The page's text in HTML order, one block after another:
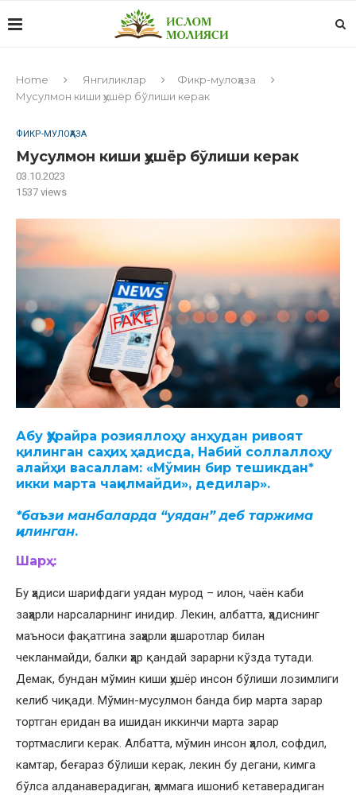
Home Янгиликлар
Фикр-мулоҳаза
Мусулмон киши ҳушёр бўлиши керак
ФИКР-МУЛОҲАЗА
Мусулмон киши ҳушёр бўлиши керак
03.10.2023
1537 views
Абу Ҳурайра розияллоҳу анҳудан ривоят
қилинган саҳиҳ ҳадисда, Набий соллаллоҳу
алайҳи васаллам: «Мўмин бир тешикдан*
икки марта чақилмайди», дедилар».
*баъзи манбаларда “уядан” деб таржима
қилинган.
Шарҳ:
Бу ҳадиси шарифдаги уядан мурод – илон, чаён каби
заҳарли нарсаларнинг инидир. Лекин, албатта, ҳадиснинг
маъноси фақатгина заҳарли ҳашаротлар билан
чекланмайди, балки ҳар қандай зарарни кўзда тутади.
Демак, бундан мўмин киши ҳушёр инсон бўлиши лозимлиги
келиб чиқади. Мўмин-мусулмон банда бир марта зарар
тортган еридан ва ишидан иккинчи марта зарар
тортмаслиги керак. Албатта, мўмин инсон ҳалол, софдил,
камтар, беғараз бўлиши керак, лекин бу дегани, кимга
бўлса алданаверадиган, ҳаммага ишониб кетаверадиган